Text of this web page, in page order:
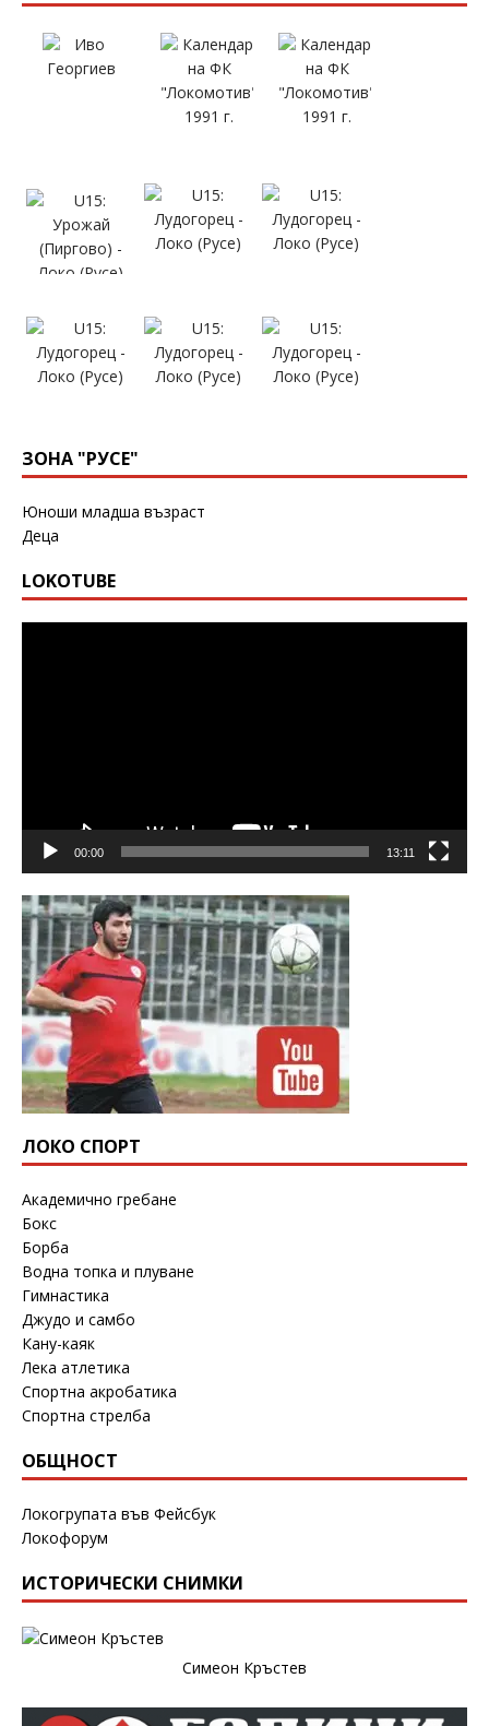
ЗОНА "РУСЕ"
Юноши младша възраст
Деца
LOKOTUBE
00:00 13:11
ЛОКО СПОРТ
Академично гребане
Бокс
Борба
Водна топка и плуване
Гимнастика
Джудо и самбо
Кану-каяк
Лека атлетика
Спортна акробатика
Спортна стрелба
ОБЩНОСТ
Локогрупата във Фейсбук
Локофорум
ИСТОРИЧЕСКИ СНИМКИ
Симеон Кръстев